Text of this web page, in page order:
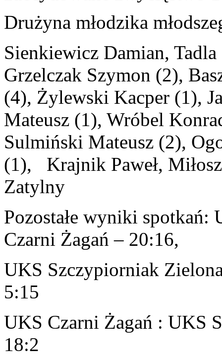
Drużyna młodzika
Sienkiewicz Damian,
Grzelczak Szymon (2),
(4), Żylewski Kacper (1),
Mateusz (1), Wróbel
Sulmiński Mateusz (2),
(1), Krajnik Paweł,
Zatylny
Pozostałe wyniki
Czarni Żagań – 20:16,
UKS Szczypiorniak
5:15
UKS Czarni Żagań : UKS
18:2